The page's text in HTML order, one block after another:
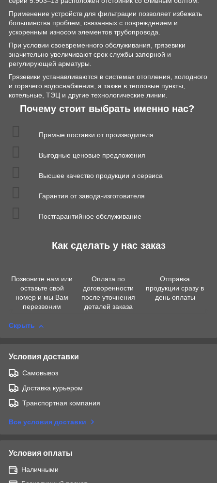
Применение устройств для фильтрации позволяет избежать
большинства проблем, связанных с повреждением и
ускоренным износом элементов трубопровода.
При условии своевременного обслуживания, грязевики
значительно увеличивают срок службы запорной и
регулирующей арматуры.
Грязевики устанавливаются в системах отопления, холодного
и горячего водоснабжения, а также в тепловые пункты,
котельные, ТЭЦ и другие технологические линии.
Почему стоит выбрать именно нас?
Прямые поставки от производителя
Выгодные ценовые предложения
Высшее качество продукции и сервиса
Гарантия от завода-изготовителя
Постгарантийное обслуживание
Как сделать у нас заказ
Позвоните нам или
оставьте свой
номер и мы Вам
перезвоним
Оплата по
договоренности
после уточнения
деталей заказа
Отправка
продукции сразу в
день оплаты
Скрыть
Условия доставки
Самовывоз
Доставка курьером
Транспортная компания
Все условия доставки
Условия оплаты
Наличными